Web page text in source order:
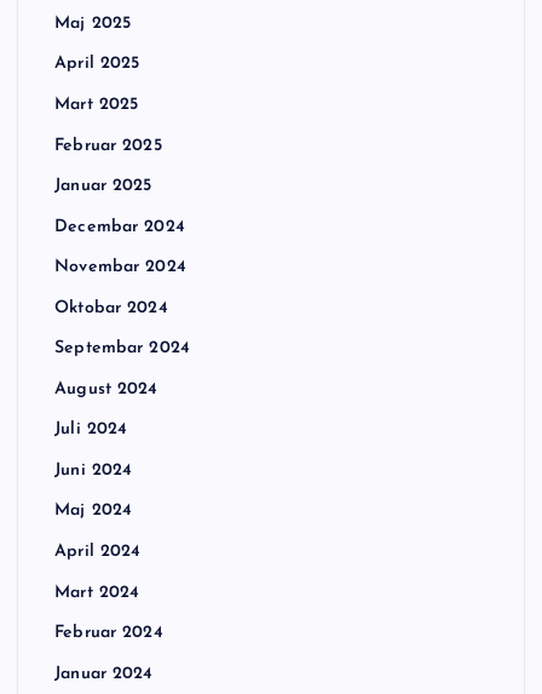
Maj 2025
April 2025
Mart 2025
Februar 2025
Januar 2025
Decembar 2024
Novembar 2024
Oktobar 2024
Septembar 2024
August 2024
Juli 2024
Juni 2024
Maj 2024
April 2024
Mart 2024
Februar 2024
Januar 2024